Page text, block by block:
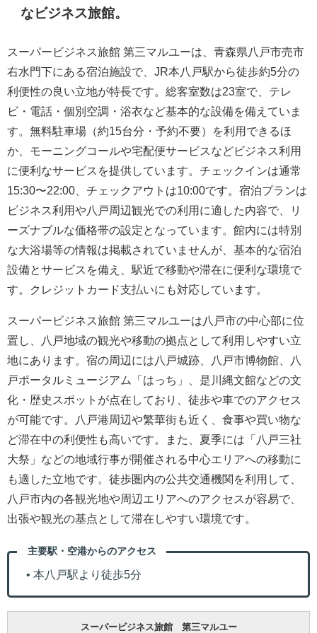
なビジネス旅館。
スーパービジネス旅館 第三マルユーは、青森県八戸市売市
右水門下にある宿泊施設で、JR本八戸駅から徒歩約5分の
利便性の良い立地が特長です。総客室数は23室で、テレ
ビ・電話・個別空調・浴衣など基本的な設備を備えていま
す。無料駐車場（約15台分・予約不要）を利用できるほ
か、モーニングコールや宅配便サービスなどビジネス利用
に便利なサービスを提供しています。チェックインは通常
15:30〜22:00、チェックアウトは10:00です。宿泊プランは
ビジネス利用や八戸周辺観光での利用に適した内容で、リ
ーズナブルな価格帯の設定となっています。館内には特別
な大浴場等の情報は掲載されていませんが、基本的な宿泊
設備とサービスを備え、駅近で移動や滞在に便利な環境で
す。クレジットカード支払いにも対応しています。
スーパービジネス旅館 第三マルユーは八戸市の中心部に位
置し、八戸地域の観光や移動の拠点として利用しやすい立
地にあります。宿の周辺には八戸城跡、八戸市博物館、八
戸ポータルミュージアム「はっち」、是川縄文館などの文
化・歴史スポットが点在しており、徒歩や車でのアクセス
が可能です。八戸港周辺や繁華街も近く、食事や買い物な
ど滞在中の利便性も高いです。また、夏季には「八戸三社
大祭」などの地域行事が開催される中心エリアへの移動に
も適した立地です。徒歩圏内の公共交通機関を利用して、
八戸市内の各観光地や周辺エリアへのアクセスが容易で、
出張や観光の基点として滞在しやすい環境です。
主要駅・空港からのアクセス
• 本八戸駅より徒歩5分
スーパービジネス旅館 第三マルユー